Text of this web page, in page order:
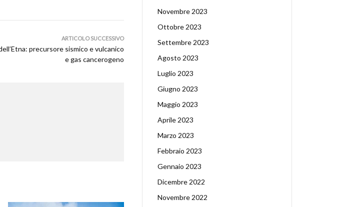
ARTICOLO SUCCESSIVO
precursore sismico e vulcanico
e gas cancerogeno
Novembre 2023
Ottobre 2023
Settembre 2023
Agosto 2023
Luglio 2023
Giugno 2023
Maggio 2023
Aprile 2023
Marzo 2023
Febbraio 2023
Gennaio 2023
Dicembre 2022
Novembre 2022